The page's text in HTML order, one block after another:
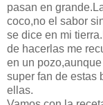
pasan en
coco,no el sabor
se dice en mi
de hacerlas me
en un
super fan de estas
ellas.